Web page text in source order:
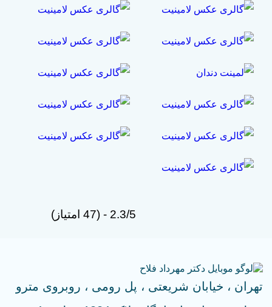
2.3/5 - (47 امتیاز)
تهران ، خیابان شریعتی ، پل رومی ، روبروی مترو